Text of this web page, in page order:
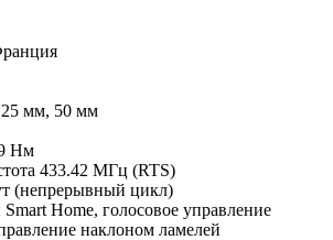
мм, 50 мм
Нм
433.42 МГц (RTS)
(непрерывный цикл)
Home, голосовое управление
наклоном ламелей